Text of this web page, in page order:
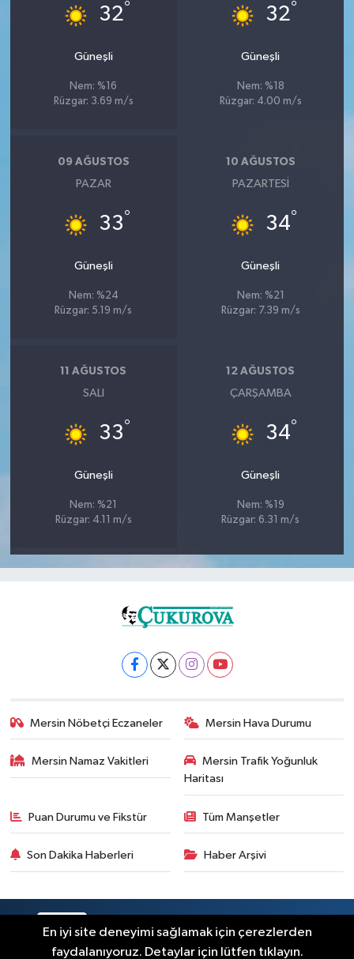
32°
Güneşli
Nem: %16
Rüzgar: 3.69 m/s
32°
Güneşli
Nem: %18
Rüzgar: 4.00 m/s
09 AĞUSTOS
PAZAR
33°
Güneşli
Nem: %24
Rüzgar: 5.19 m/s
10 AĞUSTOS
PAZARTESI
34°
Güneşli
Nem: %21
Rüzgar: 7.39 m/s
11 AĞUSTOS
SALI
33°
Güneşli
Nem: %21
Rüzgar: 4.11 m/s
12 AĞUSTOS
ÇARŞAMBA
34°
Güneşli
Nem: %19
Rüzgar: 6.31 m/s
Mersin Nöbetçi Eczaneler Mersin Hava Durumu
Mersin Namaz Vakitleri
Mersin Trafik Yoğunluk
Haritası
Puan Durumu ve Fikstür Tüm Manşetler
Son Dakika Haberleri Haber Arşivi
En iyi site deneyimi sağlamak için çerezlerden
faydalanıyoruz. Detaylar için lütfen tıklayın.